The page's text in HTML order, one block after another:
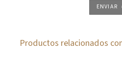
ENVIAR
Productos relacionados